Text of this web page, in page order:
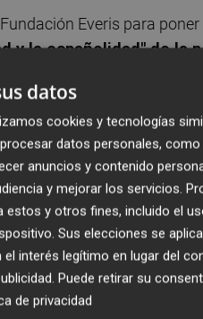
Everis para
y la españolidad" de la
de la propia banca
más de 200 millones
y Ergon Capital,
la compañía y una quita
de la banca acreedora,
datos
cookies y tecnologías
datos personales,
anuncios y contenido
y mejorar los servicios.
estos y otros fines, incluido el
Sus elecciones se
interés legítimo en lugar del
. Puede retirar su
de privacidad